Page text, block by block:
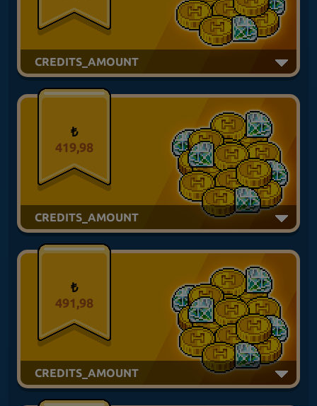
CREDITS_AMOUNT
419,98
₺
CREDITS_AMOUNT
491,98
₺
CREDITS_AMOUNT